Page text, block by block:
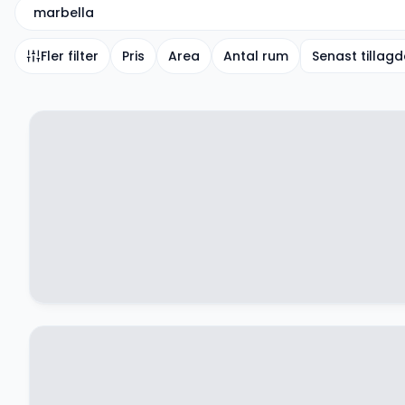
marbella
Fler filter Pris Area Antal rum Senast